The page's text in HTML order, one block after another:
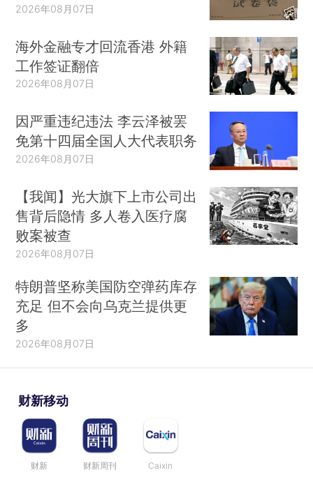
2026年08月07日
海外金融专才回流香港 外籍
工作签证翻倍
2026年08月07日
因严重违纪违法 李云泽被罢
免第十四届全国人大代表职务
2026年08月07日
【我闻】光大旗下上市公司出
售背后隐情 多人卷入医疗腐
败案被查
2026年08月07日
特朗普坚称美国防空弹药库存
充足 但不会向乌克兰提供更
多
2026年08月07日
财新移动
财新 财新周刊 Caixin